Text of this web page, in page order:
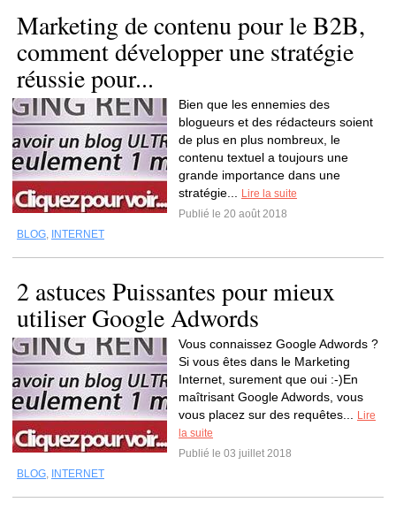
Marketing de contenu pour le B2B,
comment développer une stratégie
réussie pour...
Bien que les ennemies des
blogueurs et des rédacteurs soient
de plus en plus nombreux, le
contenu textuel a toujours une
grande importance dans une
stratégie...
Lire la suite
Publié le 20 août 2018
BLOG, INTERNET
2 astuces Puissantes pour mieux
utiliser Google Adwords
Vous connaissez Google Adwords ?
Si vous êtes dans le Marketing
Internet, surement que oui :-)En
maîtrisant Google Adwords, vous
vous placez sur des requêtes...
Lire
la suite
Publié le 03 juillet 2018
BLOG, INTERNET